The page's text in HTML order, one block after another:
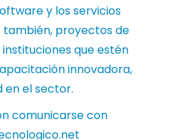
y los servicios
proyectos de
que estén
innovadora,
en el sector.
comunicarse con